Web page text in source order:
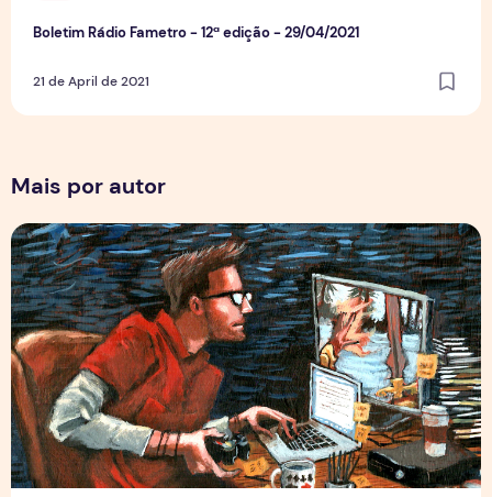
Boletim Rádio Fametro - 12ª edição - 29/04/2021
21 de April de 2021
Mais por autor
Por Trás dos Pixels